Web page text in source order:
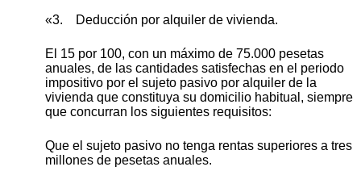
«3. Deducción por alquiler de vivienda.
El 15 por 100, con un máximo de 75.000 pesetas
anuales, de las cantidades satisfechas en el periodo
impositivo por el sujeto pasivo por alquiler de la
vivienda que constituya su domicilio habitual, siempre
que concurran los siguientes requisitos:
Que el sujeto pasivo no tenga rentas superiores a tres
millones de pesetas anuales.